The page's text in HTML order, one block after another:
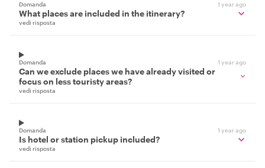
Domanda 1 year ago
What places are included in the itinerary?
vedi risposta
Domanda 1 year ago
Can we exclude places we have already visited or
focus on less touristy areas?
vedi risposta
Domanda 1 year ago
Is hotel or station pickup included?
vedi risposta